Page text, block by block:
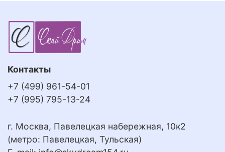
Контакты
+7 (499) 961-54-01
+7 (995) 795-13-24
г. Москва, Павелецкая набережная, 10к2
(метро: Павелецкая, Тульская)